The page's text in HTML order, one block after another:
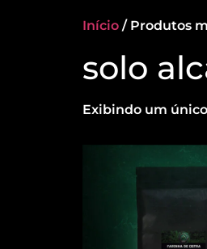
Início / Produtos
solo
Exibindo um